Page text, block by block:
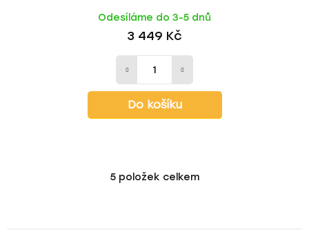
Odesíláme do 3-5 dnů
3 449 Kč
Do košíku
O
5položek celkem